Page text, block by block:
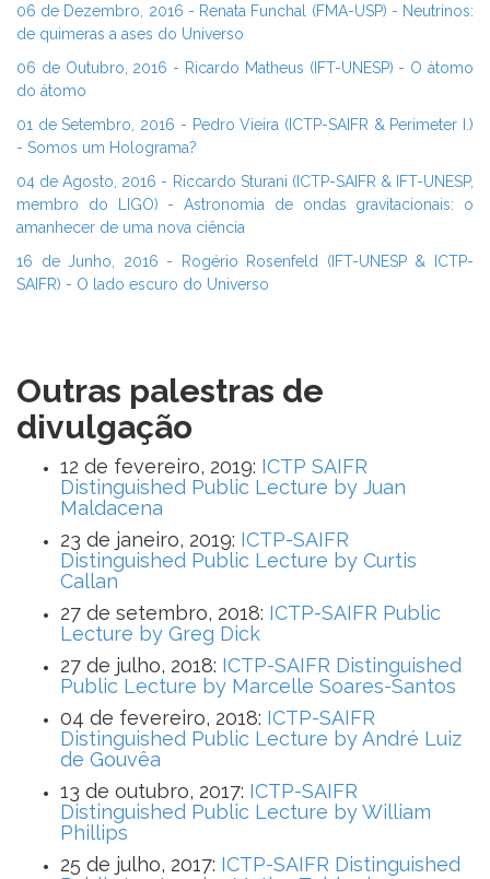
06 de Dezembro, 2016 - Renata Funchal (FMA-USP) - Neutrinos:
de quimeras a ases do Universo
06 de Outubro, 2016 - Ricardo Matheus (IFT-UNESP) - O átomo
do átomo
01 de Setembro, 2016 - Pedro Vieira (ICTP-SAIFR & Perimeter I.)
- Somos um Holograma?
04 de Agosto, 2016 - Riccardo Sturani (ICTP-SAIFR & IFT-UNESP,
membro do LIGO) - Astronomia de ondas gravitacionais: o
amanhecer de uma nova ciência
16 de Junho, 2016 - Rogério Rosenfeld (IFT-UNESP & ICTP-
SAIFR) - O lado escuro do Universo
Outras palestras de
divulgação
12 de fevereiro, 2019: ICTP SAIFR
Distinguished Public Lecture by Juan
Maldacena
23 de janeiro, 2019: ICTP-SAIFR
Distinguished Public Lecture by Curtis
Callan
27 de setembro, 2018: ICTP-SAIFR Public
Lecture by Greg Dick
27 de julho, 2018: ICTP-SAIFR Distinguished
Public Lecture by Marcelle Soares-Santos
04 de fevereiro, 2018: ICTP-SAIFR
Distinguished Public Lecture by André Luiz
de Gouvêa
13 de outubro, 2017: ICTP-SAIFR
Distinguished Public Lecture by William
Phillips
25 de julho, 2017: ICTP-SAIFR Distinguished